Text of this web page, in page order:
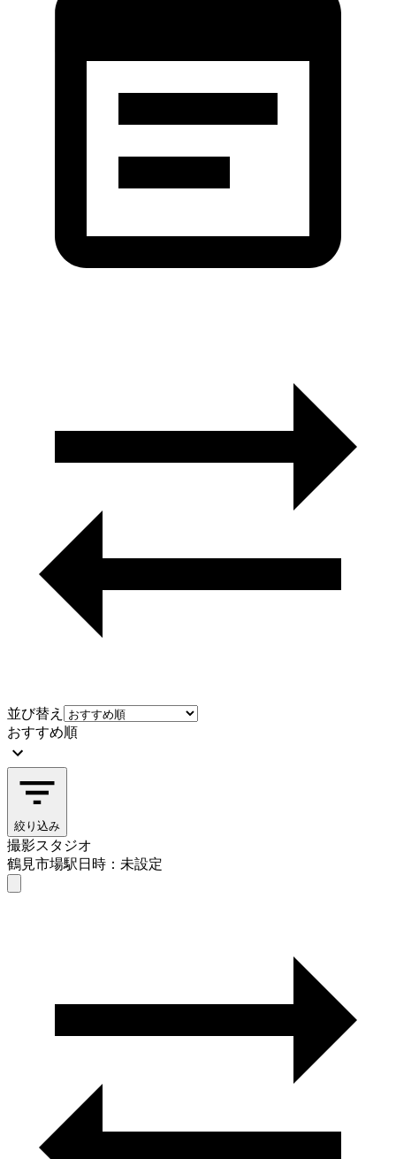
並び替え
おすすめ順
絞り込み
撮影スタジオ
鶴見市場駅日時：未設定